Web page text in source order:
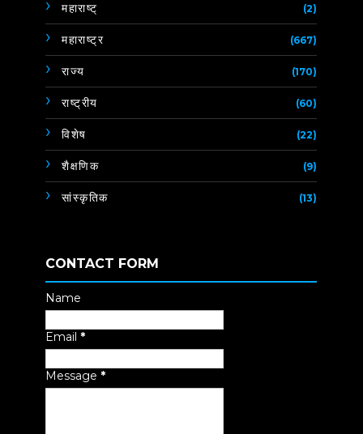
महाराष्ट् (2)
महाराष्ट्र (667)
राज्य (170)
राष्ट्रीय (60)
विशेष (22)
शैक्षणिक (9)
सांस्कृतिक (13)
CONTACT FORM
Name
Email *
Message *